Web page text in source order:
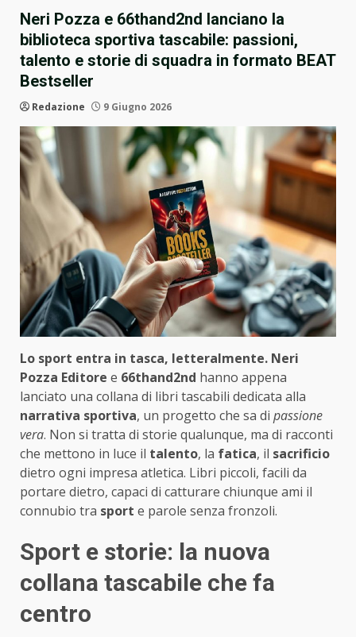
Neri Pozza e 66thand2nd lanciano la
biblioteca sportiva tascabile: passioni,
talento e storie di squadra in formato BEAT
Bestseller
Redazione 9 Giugno 2026
Lo sport entra in tasca, letteralmente. Neri
Pozza Editore e 66thand2nd hanno appena
lanciato una collana di libri tascabili dedicata alla
narrativa sportiva, un progetto che sa di passione
vera. Non si tratta di storie qualunque, ma di racconti
che mettono in luce il talento, la fatica, il sacrificio
dietro ogni impresa atletica. Libri piccoli, facili da
portare dietro, capaci di catturare chiunque ami il
connubio tra sport e parole senza fronzoli.
Sport e storie: la nuova
collana tascabile che fa
centro